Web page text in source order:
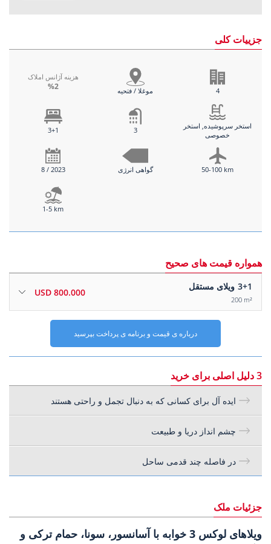
جزییات کلی
هزینه آژانس املاک
%2 موغلا / فتحیه 4
3+1 3
استخر سرپوشیده, استخر
خصوصی
8 / 2023 گواهی انرژی 50-100 km
1-5 km
همواره قیمت های صحیح
3+1 ویلای مستقل
200 m²
800.000 USD
درباره ی قیمت و برنامه ی پرداخت بپرسید
3 دلیل اصلی برای خرید
ایده آل برای کسانی که به دنبال تجمل و راحتی هستند
چشم انداز دریا و طبیعت
در فاصله چند قدمی ساحل
جزئیات ملک
ویلاهای لوکس 3 خوابه با آسانسور، سونا، حمام ترکی و